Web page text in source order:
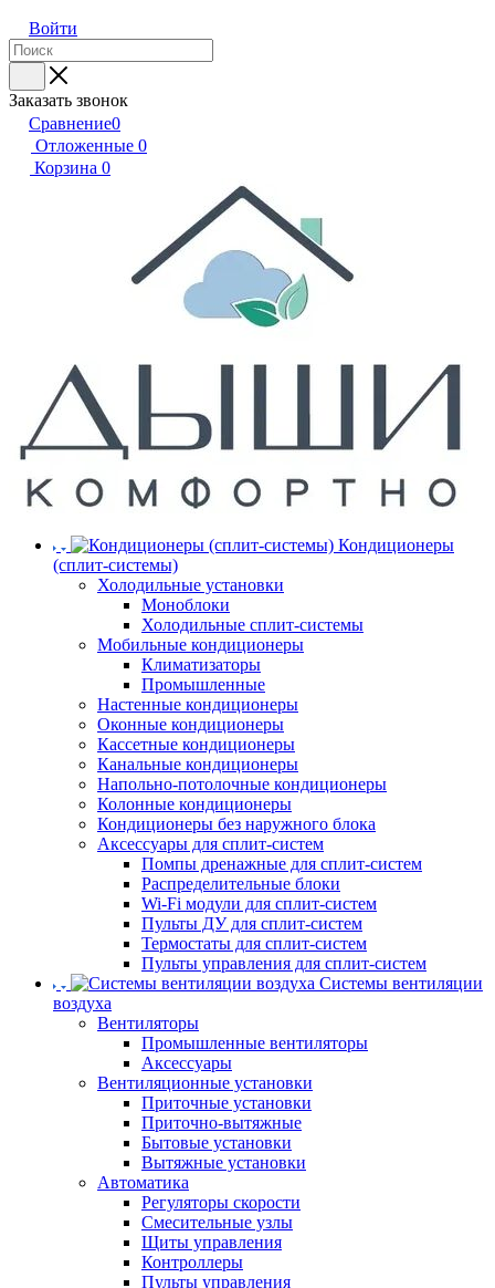
Войти
Заказать звонок
Сравнение0
Отложенные 0
Корзина 0
Кондиционеры
(сплит-системы)
Холодильные установки
Моноблоки
Холодильные сплит-системы
Мобильные кондиционеры
Климатизаторы
Промышленные
Настенные кондиционеры
Оконные кондиционеры
Кассетные кондиционеры
Канальные кондиционеры
Напольно-потолочные кондиционеры
Колонные кондиционеры
Кондиционеры без наружного блока
Аксессуары для сплит-систем
Помпы дренажные для сплит-систем
Распределительные блоки
Wi-Fi модули для сплит-систем
Пульты ДУ для сплит-систем
Термостаты для сплит-систем
Пульты управления для сплит-систем
Системы вентиляции
воздуха
Вентиляторы
Промышленные вентиляторы
Аксессуары
Вентиляционные установки
Приточные установки
Приточно-вытяжные
Бытовые установки
Вытяжные установки
Автоматика
Регуляторы скорости
Смесительные узлы
Щиты управления
Контроллеры
Пульты управления